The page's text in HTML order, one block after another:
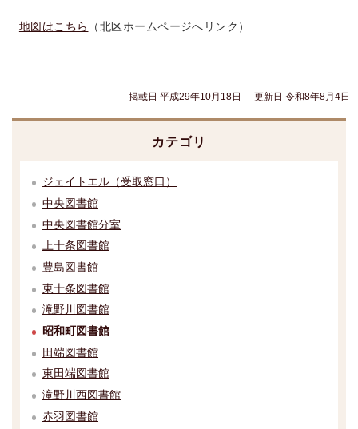
地図はこちら （北区ホームページへリンク）
掲載日 平成29年10月18日 更新日 令和8年8月4日
カテゴリ
ジェイトエル（受取窓口）
中央図書館
中央図書館分室
上十条図書館
豊島図書館
東十条図書館
滝野川図書館
昭和町図書館
田端図書館
東田端図書館
滝野川西図書館
赤羽図書館